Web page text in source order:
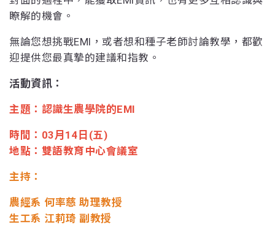
瞭解的機會。
無論您想挑戰EMI，或者想和種子老師討論教學，都歡
迎提供您最真摯的建議和指教。
活動資訊：
主題：認識生農學院的EMI
時間：03月14日(五)
地點：雙語教育中心會議室
主持：
農經系 何率慈 助理教授
生工系 江莉琦 副教授